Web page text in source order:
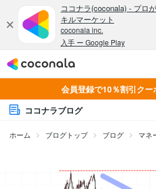
会員登録で10％割引クー
ココナラブログ
ホーム ブログトップ ブログ マネ